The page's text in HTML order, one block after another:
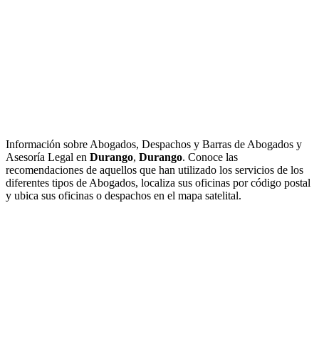
Información sobre Abogados, Despachos y Barras de Abogados y
Asesoría Legal en Durango, Durango. Conoce las
recomendaciones de aquellos que han utilizado los servicios de los
diferentes tipos de Abogados, localiza sus oficinas por código postal
y ubica sus oficinas o despachos en el mapa satelital.